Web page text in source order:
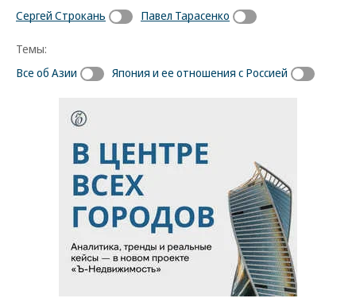
Сергей Строкань
Павел Тарасенко
Темы:
Все об Азии
Япония и ее отношения с Россией